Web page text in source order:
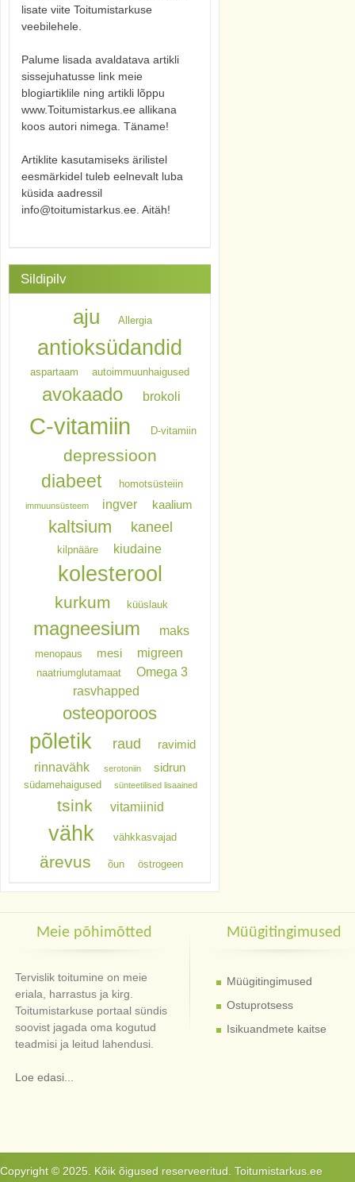
lisate viite Toitumistarkuse
veebilehele.
Palume lisada avaldatava artikli
sissejuhatusse link meie
blogiartiklile ning artikli lõppu
www.Toitumistarkus.ee allikana
koos autori nimega. Täname!
Artiklite kasutamiseks ärilistel
eesmärkidel tuleb eelnevalt luba
küsida aadressil
info@toitumistarkus.ee. Aitäh!
Sildipilv
aju Allergia
antioksüdandid
aspartaam autoimmuunhaigused
avokaado brokoli
C-vitamiin D-vitamiin
depressioon
diabeet homotsüsteiin
immuunsüsteem ingver kaalium
kaltsium kaneel
kilpnääre kiudaine
kolesterool
kurkum küüslauk
magneesium maks
menopaus mesi migreen
naatriumglutamaat
Omega 3
rasvhapped
osteoporoos
põletik raud ravimid
rinnavähk serotoniin sidrun
südamehaigused sünteetilised lisaained
tsink vitamiinid
vähk vähkkasvajad
ärevus õun östrogeen
Meie põhimõtted
Tervislik toitumine on meie
eriala, harrastus ja kirg.
Toitumistarkuse portaal sündis
soovist jagada oma kogutud
teadmisi ja leitud lahendusi.
Loe edasi...
Müügitingimused
Müügitingimused
Ostuprotsess
Isikuandmete kaitse
Copyright © 2025. Kõik õigused reserveeritud. Toitumistarkus.ee